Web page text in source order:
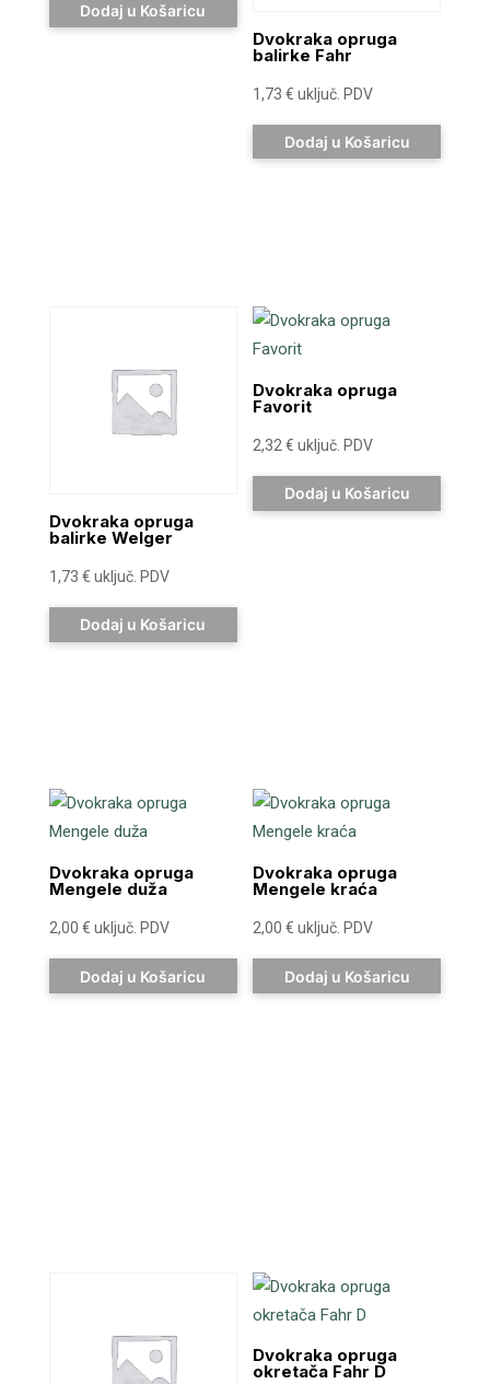
Dodaj u Košaricu
Dvokraka opruga
balirke Fahr
1,73€ uključ. PDV
Dodaj u Košaricu
Dvokraka opruga
balirke Welger
1,73 € uključ. PDV
Dodaj u Košaricu
Dvokraka opruga
Favorit
2,32€ uključ. PDV
Dodaj u Košaricu
Dvokraka opruga
Mengele duža
2,00 € uključ. PDV
Dodaj u Košaricu
Dvokraka opruga
Mengele kraća
2,00€ uključ. PDV
Dodaj u Košaricu
Dvokraka opruga
okretača Fahr D